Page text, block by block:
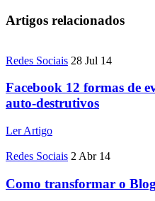
Artigos relacionados
Redes Sociais 28 Jul 14
Facebook 12 formas de
auto-destrutivos
Ler Artigo
Redes Sociais 2 Abr 14
Como transformar o